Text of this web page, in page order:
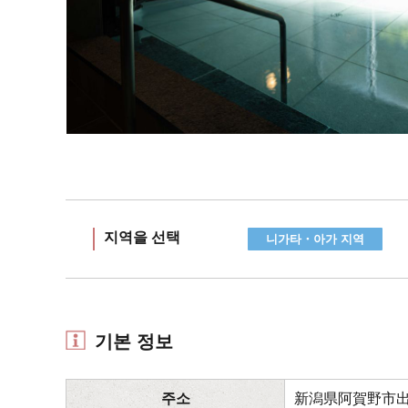
지역을 선택 니가타・아가 지역
기본 정보
주소 新潟県阿賀野市